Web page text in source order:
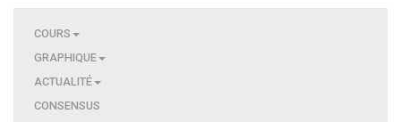
COURS
GRAPHIQUE
ACTUALITÉ
CONSENSUS